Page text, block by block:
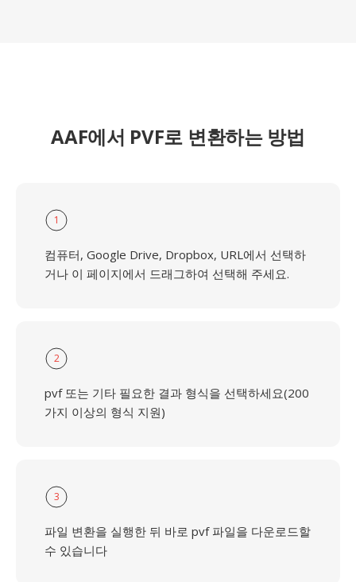
AAF에서 PVF로 변환하는 방법
1
컴퓨터, Google Drive, Dropbox, URL에서 선택하
거나 이 페이지에서 드래그하여 선택해 주세요.
2
pvf 또는 기타 필요한 결과 형식을 선택하세요(200
가지 이상의 형식 지원)
3
파일 변환을 실행한 뒤 바로 pvf 파일을 다운로드할
수 있습니다